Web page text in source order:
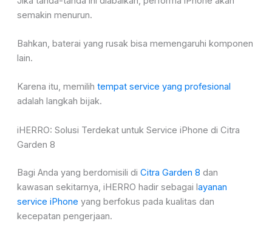
semakin menurun.
Bahkan, baterai yang rusak bisa memengaruhi komponen
lain.
Karena itu, memilih tempat service yang profesional
adalah langkah bijak.
iHERRO: Solusi Terdekat untuk Service iPhone di Citra
Garden 8
Bagi Anda yang berdomisili di Citra Garden 8 dan
kawasan sekitarnya, iHERRO hadir sebagai layanan
service iPhone yang berfokus pada kualitas dan
kecepatan pengerjaan.